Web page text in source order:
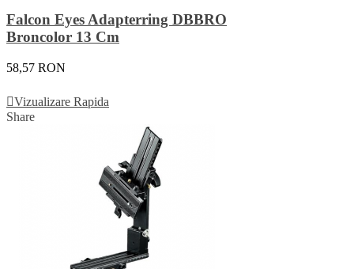
Falcon Eyes Adapterring DBBRO
Broncolor 13 Cm
58,57 RON
Vizualizare Rapida
Share